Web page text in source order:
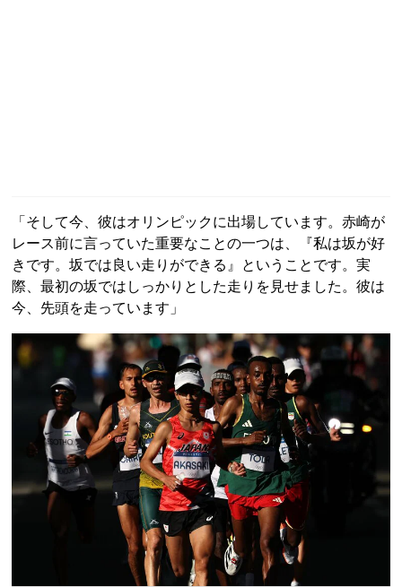
「そして今、彼はオリンピックに出場しています。赤崎が
レース前に言っていた重要なことの一つは、『私は坂が好
きです。坂では良い走りができる』ということです。実
際、最初の坂ではしっかりとした走りを見せました。彼は
今、先頭を走っています」